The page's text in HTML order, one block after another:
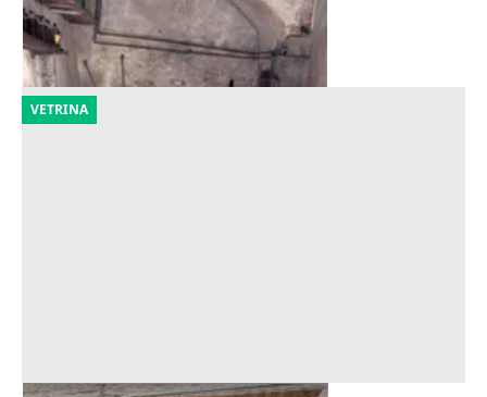
Matelica (Macerata)
06/10/2026
VETRINA